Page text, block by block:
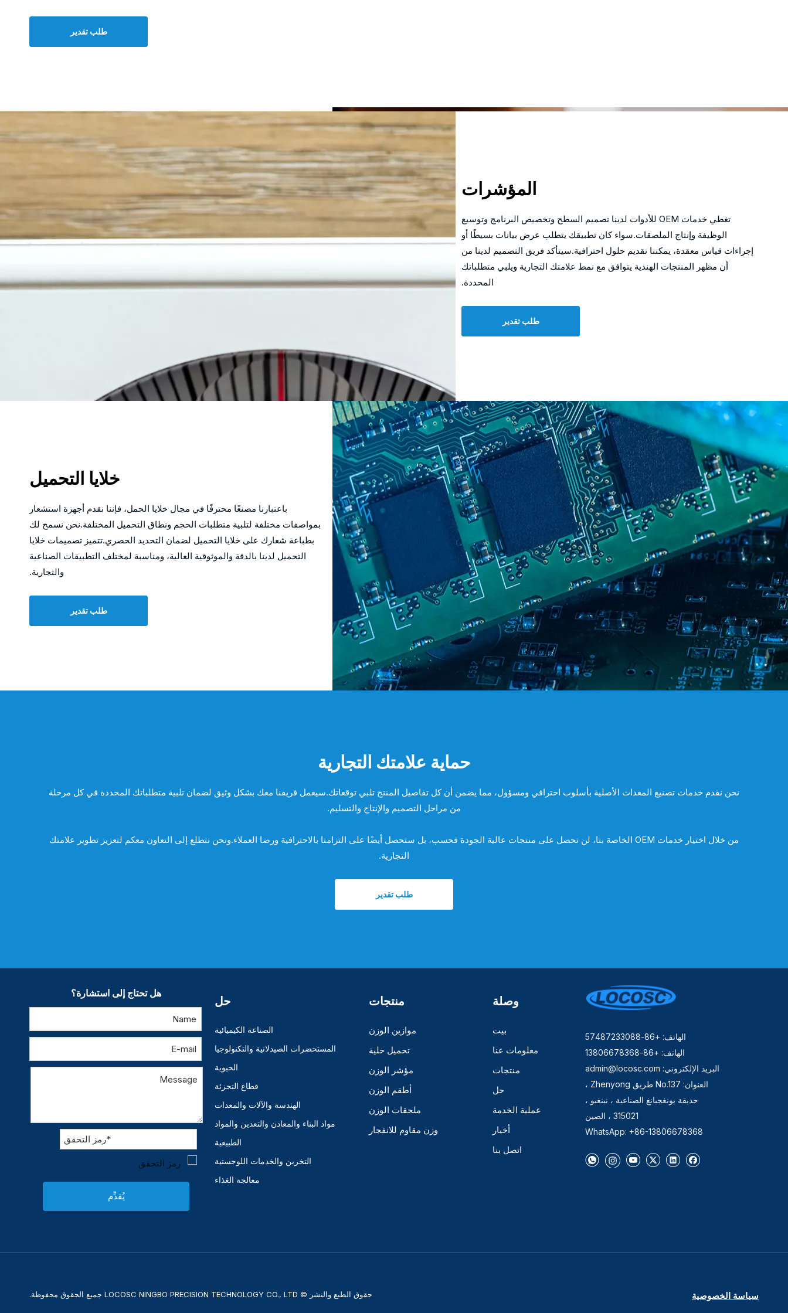
طلب تقدير
المؤشرات
تغطي خدمات OEM للأدوات لدينا تصميم السطح وتخصيص البرنامج وتوسيع
الوظيفة وإنتاج الملصقات.سواء كان تطبيقك يتطلب عرض بيانات بسيطًا أو
إجراءات قياس معقدة، يمكننا تقديم حلول احترافية.سيتأكد فريق التصميم لدينا من
أن مظهر المنتجات الهندية يتوافق مع نمط علامتك التجارية ويلبي متطلباتك
المحددة.
طلب تقدير
خلايا التحميل
باعتبارنا مصنعًا محترفًا في مجال خلايا الحمل، فإننا نقدم أجهزة استشعار
بمواصفات مختلفة لتلبية متطلبات الحجم ونطاق التحميل المختلفة.نحن نسمح لك
بطباعة شعارك على خلايا التحميل لضمان التحديد الحصري.تتميز تصميمات خلايا
التحميل لدينا بالدقة والموثوقية العالية، ومناسبة لمختلف التطبيقات الصناعية
والتجارية.
طلب تقدير
حماية علامتك التجارية
نحن نقدم خدمات تصنيع المعدات الأصلية بأسلوب احترافي ومسؤول، مما يضمن أن كل تفاصيل المنتج تلبي توقعاتك.سيعمل فريقنا معك بشكل وثيق لضمان تلبية متطلباتك المحددة في كل مرحلة
من مراحل التصميم والإنتاج والتسليم.
من خلال اختيار خدمات OEM الخاصة بنا، لن تحصل على منتجات عالية الجودة فحسب، بل ستحصل أيضًا على التزامنا بالاحترافية ورضا العملاء.ونحن نتطلع إلى التعاون معكم لتعزيز تطوير علامتك
التجارية.
طلب تقدير
الهاتف: +86-57487233088
الهاتف: +86-13806678368
البريد الإلكتروني: admin@locosc.com
العنوان: No.137 طريق Zhenyong ،
حديقة يونغجيانغ الصناعية ، نينغبو ،
315021 ، الصين
WhatsApp: +86-13806678368
وصلة
بيت
معلومات عنا
منتجات
حل
عملية الخدمة
أخبار
اتصل بنا
منتجات
موازين الوزن
تحميل خلية
مؤشر الوزن
أطقم الوزن
ملحقات الوزن
وزن مقاوم للانفجار
حل
الصناعة الكيميائية
المستحضرات الصيدلانية والتكنولوجيا
الحيوية
قطاع التجزئة
الهندسة والآلات والمعدات
مواد البناء والمعادن والتعدين والمواد
الطبيعية
التخزين والخدمات اللوجستية
معالجة الغذاء
هل تحتاج إلى استشارة؟
يُقدِّم
حقوق الطبع والنشر © LOCOSC NINGBO PRECISION TECHNOLOGY CO., LTD جميع الحقوق محفوظة. سياسة الخصوصية